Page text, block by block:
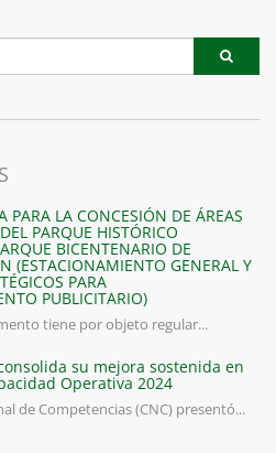
PARA LA CONCESIÓN DE ÁREAS
PARQUE HISTÓRICO
BICENTENARIO DE
(ESTACIONAMIENTO GENERAL Y
PARA
PUBLICITARIO)
tiene por objeto regular...
su mejora sostenida en
Operativa 2024
de Competencias (CNC) presentó...